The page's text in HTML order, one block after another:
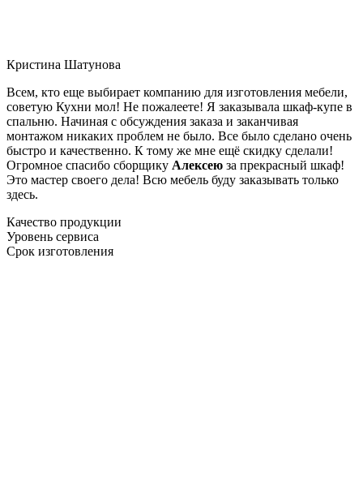
Кристина Шатунова
Всем, кто еще выбирает компанию для изготовления мебели,
советую Кухни мол! Не пожалеете! Я заказывала шкаф-купе в
спальню. Начиная с обсуждения заказа и заканчивая
монтажом никаких проблем не было. Все было сделано очень
быстро и качественно. К тому же мне ещё скидку сделали!
Огромное спасибо сборщику Алексею за прекрасный шкаф!
Это мастер своего дела! Всю мебель буду заказывать только
здесь.
Качество продукции
Уровень сервиса
Срок изготовления